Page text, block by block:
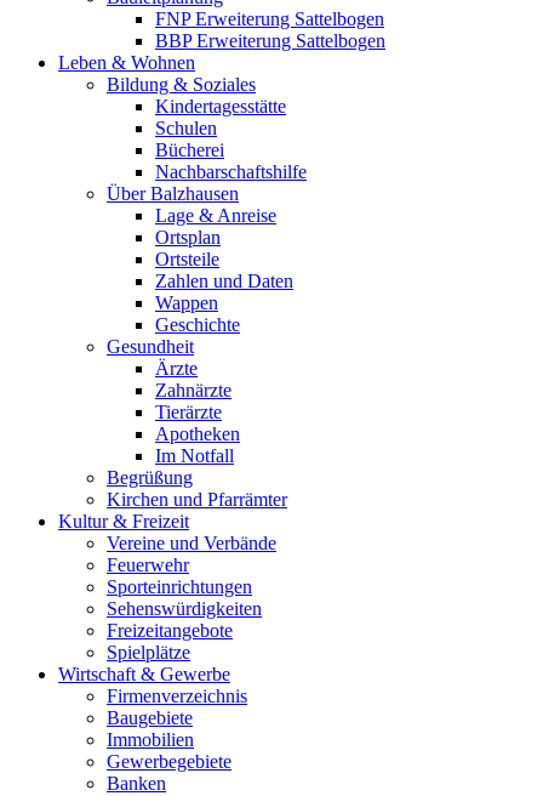
FNP Erweiterung Sattelbogen
BBP Erweiterung Sattelbogen
Leben & Wohnen
Bildung & Soziales
Kindertagesstätte
Schulen
Bücherei
Nachbarschaftshilfe
Über Balzhausen
Lage & Anreise
Ortsplan
Ortsteile
Zahlen und Daten
Wappen
Geschichte
Gesundheit
Ärzte
Zahnärzte
Tierärzte
Apotheken
Im Notfall
Begrüßung
Kirchen und Pfarrämter
Kultur & Freizeit
Vereine und Verbände
Feuerwehr
Sporteinrichtungen
Sehenswürdigkeiten
Freizeitangebote
Spielplätze
Wirtschaft & Gewerbe
Firmenverzeichnis
Baugebiete
Immobilien
Gewerbegebiete
Banken